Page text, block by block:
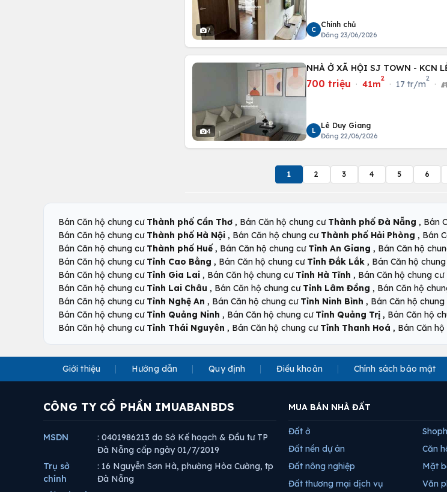
7 C
Chính chủ
Đăng 23/06/2026
4
NHÀ Ở XÃ HỘI SJ TOWN - KCN
700 triệu · 41m
2
· 17 tr/m
2
·
L
Lê Duy Giang
Đăng 22/06/2026
1 2 3 4 5 6
Bán Căn hộ chung cư Thành phố Cần Thơ , Bán Căn hộ chung cư Thành phố Đà Nẵng , Bán
Bán Căn hộ chung cư Thành phố Hà Nội , Bán Căn hộ chung cư Thành phố Hải Phòng , Bán
Bán Căn hộ chung cư Thành phố Huế , Bán Căn hộ chung cư Tỉnh An Giang , Bán Căn hộ
Bán Căn hộ chung cư Tỉnh Cao Bằng , Bán Căn hộ chung cư Tỉnh Đắk Lắk , Bán Căn hộ
Bán Căn hộ chung cư Tỉnh Gia Lai , Bán Căn hộ chung cư Tỉnh Hà Tĩnh , Bán Căn hộ chung cư
Bán Căn hộ chung cư Tỉnh Lai Châu , Bán Căn hộ chung cư Tỉnh Lâm Đồng , Bán Căn hộ
Bán Căn hộ chung cư Tỉnh Nghệ An , Bán Căn hộ chung cư Tỉnh Ninh Bình , Bán Căn hộ
Bán Căn hộ chung cư Tỉnh Quảng Ninh , Bán Căn hộ chung cư Tỉnh Quảng Trị , Bán Căn hộ
Bán Căn hộ chung cư Tỉnh Thái Nguyên , Bán Căn hộ chung cư Tỉnh Thanh Hoá , Bán Căn
Giới thiệu Hướng dẫn Quy định Điều khoản Chính sách bảo mật
CÔNG TY CỔ PHẦN IMUABANBDS
MSDN
: 0401986213 do Sở Kế hoạch & Đầu tư TP
Đà Nẵng cấp ngày 01/7/2019
Trụ sở
chính
: 16 Nguyễn Sơn Hà, phường Hòa Cường, tp
Đà Nẵng
MUA BÁN NHÀ ĐẤT
Đất ở
Đất nền dự án
Đất nông nghiệp
Đất thương mại dịch vụ
Căn
Mặt
Văn